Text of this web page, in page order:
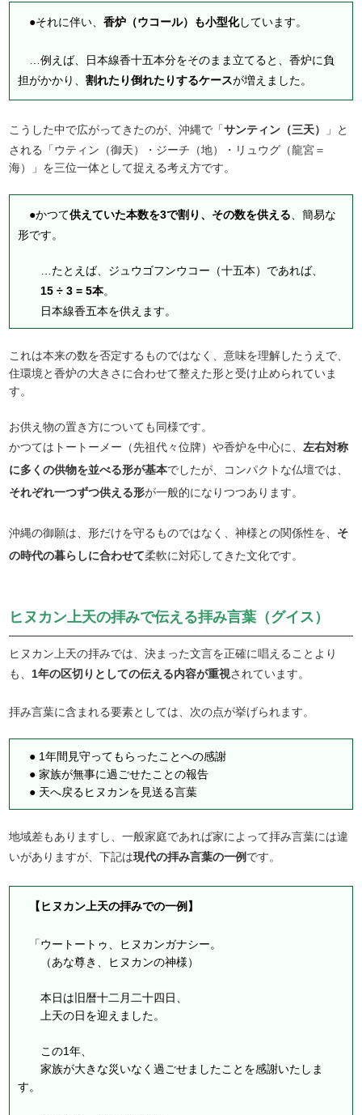
●それに伴い、香炉（ウコール）も小型化しています。
…例えば、日本線香十五本分をそのまま立てると、香炉に負
担がかかり、割れたり倒れたりするケースが増えました。
こうした中で広がってきたのが、沖縄で「サンティン（三天）
」と
される「ウティン（御天）・ジーチ（地）・リュウグ（龍宮＝
海）」を三位一体として捉える考え方です。
●かつて供えていた本数を3で割り、その数を供える、簡易な
形です。
…たとえば、ジュウゴフンウコー（十五本）であれば、
15 ÷ 3 = 5本。
日本線香五本を供えます。
これは本来の数を否定するものではなく、意味を理解したうえで、
住環境と香炉の大きさに合わせて整えた形と受け止められていま
す。
お供え物の置き方についても同様です。
かつてはトートーメー（先祖代々位牌）や香炉を中心に、左右対称
に多くの供物を並べる形が基本でしたが、コンパクトな仏壇では、
それぞれ一つずつ供える形が一般的になりつつあります。
沖縄の御願は、形だけを守るものではなく、神様との関係性を、 そ
の時代の暮らしに合わせて柔軟に対応してきた文化です。
ヒヌカン上天の拝みで伝える拝み言葉（グイス）
ヒヌカン上天の拝みでは、決まった文言を正確に唱えることより
も、1年の区切りとしての伝える内容が重視されています。
拝み言葉に含まれる要素としては、次の点が挙げられます。
● 1年間見守ってもらったことへの感謝
● 家族が無事に過ごせたことの報告
● 天へ戻るヒヌカンを見送る言葉
地域差もありますし、一般家庭であれば家によって拝み言葉には違
いがありますが、下記は現代の拝み言葉の一例です。
【ヒヌカン上天の拝みでの一例】
「ウートートゥ、ヒヌカンガナシー。
（あな尊き、ヒヌカンの神様）
本日は旧暦十二月二十四日、
上天の日を迎えました。
この1年、
家族が大きな災いなく過ごせましたことを感謝いたしま
す。